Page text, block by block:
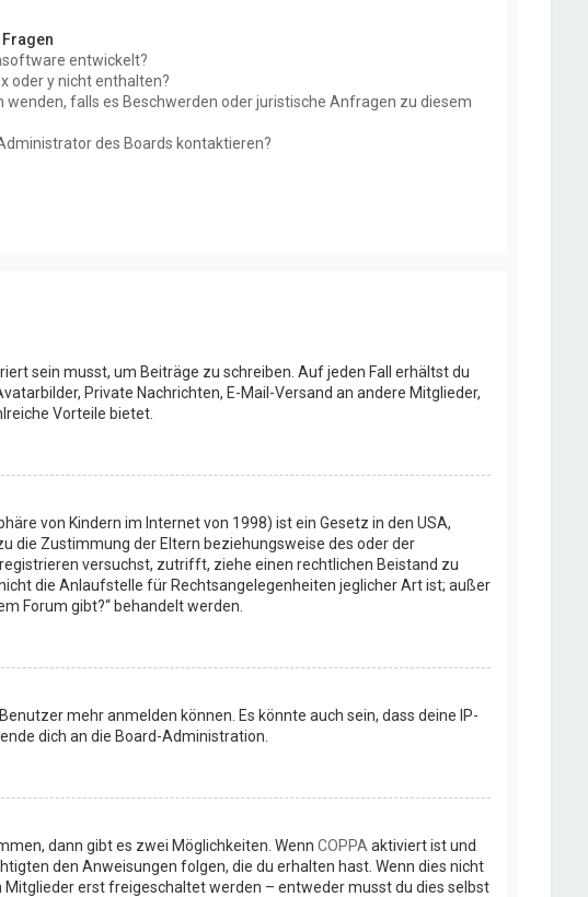
entwickelt?
oder y nicht enthalten?
wenden, falls es Beschwerden oder juristische Anfragen zu diesem
des Boards kontaktieren?
sein musst, um Beiträge zu schreiben. Auf jeden Fall erhältst du
Private Nachrichten, E-Mail-Versand an andere Mitglieder,
Vorteile bietet.
von Kindern im Internet von 1998) ist ein Gesetz in den USA,
die Zustimmung der Eltern beziehungsweise des oder der
versuchst, zutrifft, ziehe einen rechtlichen Beistand zu
die Anlaufstelle für Rechtsangelegenheiten jeglicher Art ist; außer
Forum gibt?“ behandelt werden.
mehr anmelden können. Es könnte auch sein, dass deine IP-
dich an die Board-Administration.
dann gibt es zwei Möglichkeiten. Wenn COPPA aktiviert ist und
den Anweisungen folgen, die du erhalten hast. Wenn dies nicht
erst freigeschaltet werden – entweder musst du dies selbst